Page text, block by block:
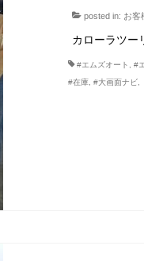
posted in: お客
カローラツー
#エムズオート ,#
#在庫 ,#大画面ナビ